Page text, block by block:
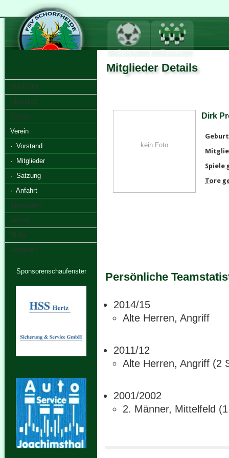
Mitglieder Details
Startseite
Aktuelles
Saison
Verein
· Vorstand
· Mitglieder
· Satzung
· Anfahrt
Sponsoren
Artikel
Bilder
Zeugwart
Sponsorenschaufenster
kein Foto
Dirk
Spiele
Tore
Persönliche
2014/15
Alte Herren, Angriff
2011/12
Alte Herren, Angriff (2
2001/2002
2. Männer, Mittelfeld